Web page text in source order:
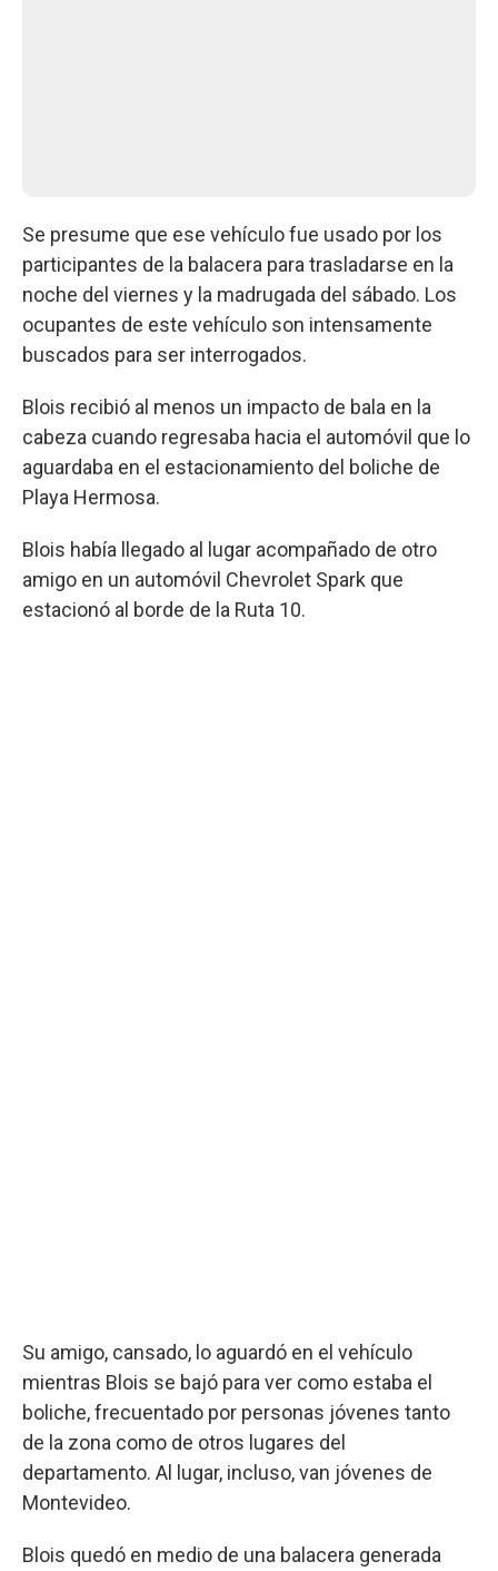
Se presume que ese vehículo fue usado por los
participantes de la balacera para trasladarse en la
noche del viernes y la madrugada del sábado. Los
ocupantes de este vehículo son intensamente
buscados para ser interrogados.
Blois recibió al menos un impacto de bala en la
cabeza cuando regresaba hacia el automóvil que lo
aguardaba en el estacionamiento del boliche de
Playa Hermosa.
Blois había llegado al lugar acompañado de otro
amigo en un automóvil Chevrolet Spark que
estacionó al borde de la Ruta 10.
Su amigo, cansado, lo aguardó en el vehículo
mientras Blois se bajó para ver como estaba el
boliche, frecuentado por personas jóvenes tanto
de la zona como de otros lugares del
departamento. Al lugar, incluso, van jóvenes de
Montevideo.
Blois quedó en medio de una balacera generada